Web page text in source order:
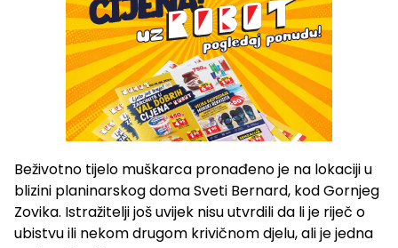
Beživotno tijelo muškarca pronađeno je na lokaciji u
blizini planinarskog doma Sveti Bernard, kod Gornjeg
Zovika. Istražitelji još uvijek nisu utvrdili da li je riječ o
ubistvu ili nekom drugom krivičnom djelu, ali je jedna